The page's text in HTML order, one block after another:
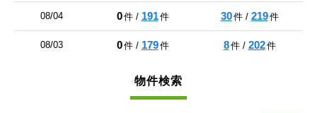
08/04 0件 / 191件 30件 / 219件
08/03 0件 / 179件 8件 / 202件
物件検索